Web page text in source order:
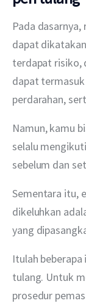
Pada
dapat
terdapat risiko,
dapat
perdarahan,
Namun, kamu
selalu
sebelum dan
Sementara itu,
dikeluhkan
yang
Itulah
tulang. Untuk
prosedur